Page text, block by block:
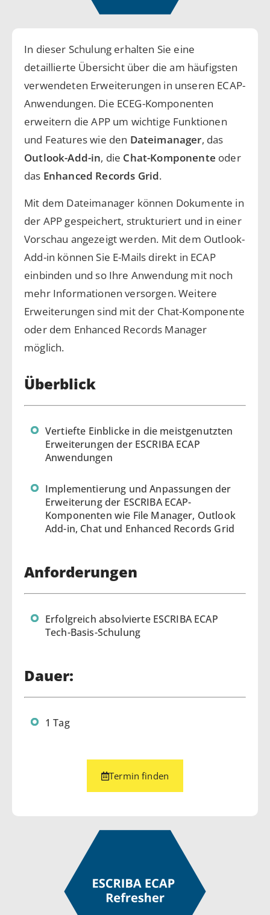
In dieser Schulung erhalten Sie eine
detaillierte Übersicht über die am häufigsten
verwendeten Erweiterungen in unseren ECAP-
Anwendungen. Die ECEG-Komponenten
erweitern die APP um wichtige Funktionen
und Features wie den Dateimanager, das
Outlook-Add-in, die Chat-Komponente oder
das Enhanced Records Grid.
Mit dem Dateimanager können Dokumente in
der APP gespeichert, strukturiert und in einer
Vorschau angezeigt werden. Mit dem Outlook-
Add-in können Sie E-Mails direkt in ECAP
einbinden und so Ihre Anwendung mit noch
mehr Informationen versorgen. Weitere
Erweiterungen sind mit der Chat-Komponente
oder dem Enhanced Records Manager
möglich.
Überblick
Vertiefte Einblicke in die meistgenutzten
Erweiterungen der ESCRIBA ECAP
Anwendungen
Implementierung und Anpassungen der
Erweiterung der ESCRIBA ECAP-
Komponenten wie File Manager, Outlook
Add-in, Chat und Enhanced Records Grid
Anforderungen
Erfolgreich absolvierte ESCRIBA ECAP
Tech-Basis-Schulung
Dauer:
1 Tag
Termin finden